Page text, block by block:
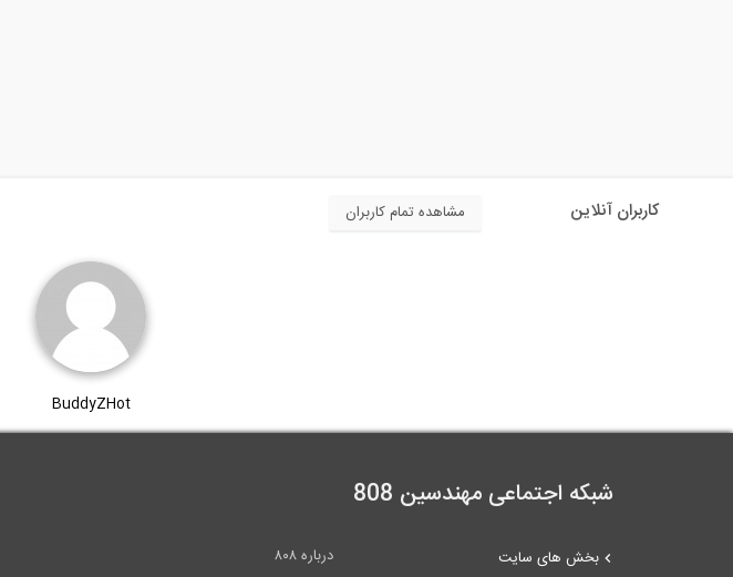
کاربران آنلاین مشاهده تمام کاربران
BuddyZHot
شبکه اجتماعی مهندسین 808
درباره ۸۰۸
بخش های سایت